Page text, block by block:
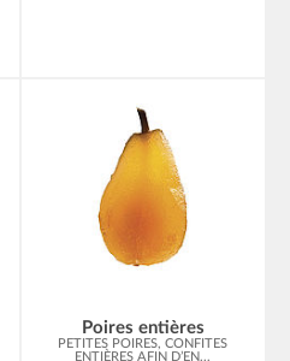
Poires entières
PETITES POIRES, CONFITES
ENTIÈRES AFIN D’EN...